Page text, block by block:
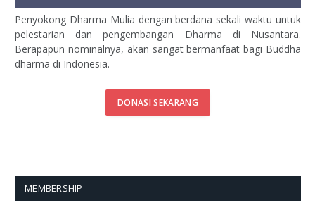
Penyokong Dharma Mulia dengan berdana sekali waktu untuk
pelestarian dan pengembangan Dharma di Nusantara.
Berapapun nominalnya, akan sangat bermanfaat bagi Buddha
dharma di Indonesia.
DONASI SEKARANG
MEMBERSHIP